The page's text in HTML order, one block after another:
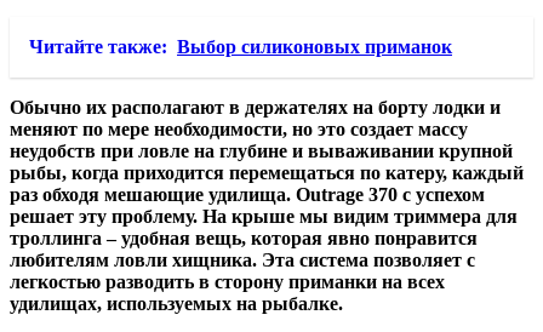
Читайте также: Выбор силиконовых приманок
Обычно их располагают в держателях на борту лодки и
меняют по мере необходимости, но это создает массу
неудобств при ловле на глубине и вываживании крупной
рыбы, когда приходится перемещаться по катеру, каждый
раз обходя мешающие удилища. Outrage 370 c успехом
решает эту проблему. На крыше мы видим триммера для
троллинга – удобная вещь, которая явно понравится
любителям ловли хищника. Эта система позволяет с
легкостью разводить в сторону приманки на всех
удилищах, используемых на рыбалке.